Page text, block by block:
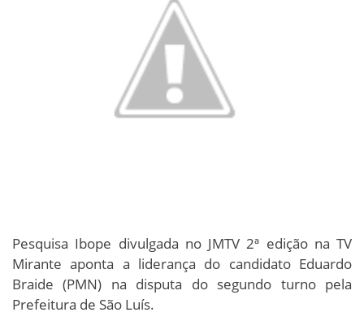
Pesquisa Ibope divulgada no JMTV 2ª edição na TV
Mirante aponta a liderança do candidato Eduardo
Braide (PMN) na disputa do segundo turno pela
Prefeitura de São Luís.